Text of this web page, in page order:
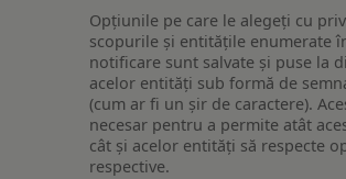
Opțiunile pe care le alegeți cu
scopurile și entitățile enumerate
notificare sunt salvate și puse la
acelor entități sub formă de
(cum ar fi un șir de caractere).
necesar pentru a permite atât
cât și acelor entități să respecte
respective.